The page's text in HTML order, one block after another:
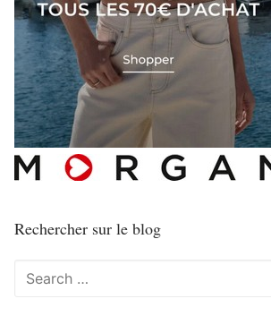
Rechercher sur le blog
Rechercher